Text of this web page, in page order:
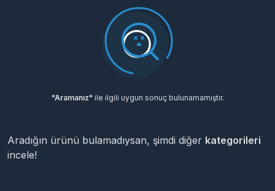
"Aramanız" ile ilgili uygun sonuç bulunamamıştır.
Aradığın ürünü bulamadıysan, şimdi diğer kategorileri
incele!